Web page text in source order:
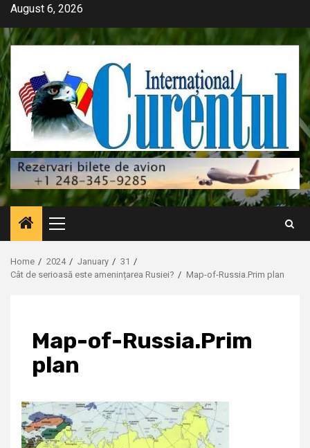
Skip
content
August 6, 2026
Primary
Menu
Home 2024 January
31
Cât de serioasă este amenințarea Rusiei?
Map-of-Russia.Prim plan
Map-of-Russia.Prim
plan